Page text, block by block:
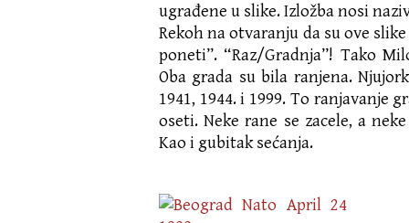
ugrađene u slike. Izložba nosi
Rekoh na otvaranju da su ove
poneti”. “Raz/Gradnja”! Tako
Oba grada su bila ranjena.
1941, 1944. i 1999. To ranjavanje
oseti. Neke rane se zacele, a
Kao i gubitak sećanja.